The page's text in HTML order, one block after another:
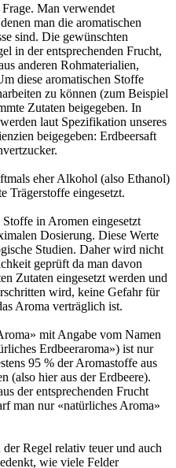
Man verwendet
man die aromatischen
sind. Die gewünschten
in der entsprechenden Frucht,
anderen Rohmaterialien,
diese aromatischen Stoffe
zu können (zum Beispiel
Zutaten beigegeben. In
laut Spezifikation unseres
beigegeben: Erdbeersaft
eher Alkohol (also Ethanol)
Trägerstoffe eingesetzt.
in Aromen eingesetzt
Dosierung. Diese Werte
Studien. Daher wird nicht
geprüft da man davon
Zutaten eingesetzt werden und
wird, keine Gefahr für
Aroma verträglich ist.
mit Angabe vom Namen
Erdbeeraroma») ist nur
95 % der Aromastoffe aus
(also hier aus der Erdbeere).
der entsprechenden Frucht
man nur «natürliches Aroma»
Regel relativ teuer und auch
wie viele Felder